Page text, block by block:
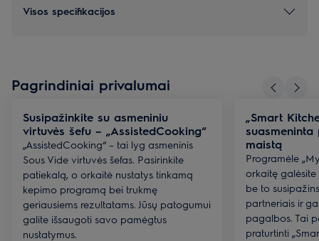
Visos specifikacijos
Pagrindiniai privalumai
Susipažinkite su asmeniniu
virtuvės šefu – „AssistedCooking“
„AssistedCooking“ – tai lyg asmeninis
Sous Vide virtuvės šefas. Pasirinkite
patiekalą, o orkaitė nustatys tinkamą
kepimo programą bei trukmę
geriausiems rezultatams. Jūsų patogumui
galite išsaugoti savo pamėgtus
nustatymus.
„Smart
maistą
Programėle
orkaitę
be to
partneriais ir
pagalbos. Tai
praturtinti